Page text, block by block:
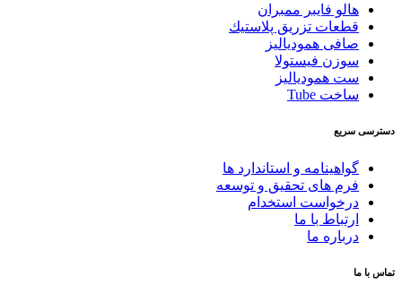
هالو فایبر ممبران
قطعات تزريق پلاستيك
صافی همودیالیز
سوزن فیستولا
ست همودیالیز
ساخت Tube
دسترسی سریع
گواهینامه و استاندارد ها
فرم های تحقیق و توسعه
درخواست استخدام
ارتباط با ما
درباره ما
تماس با ما